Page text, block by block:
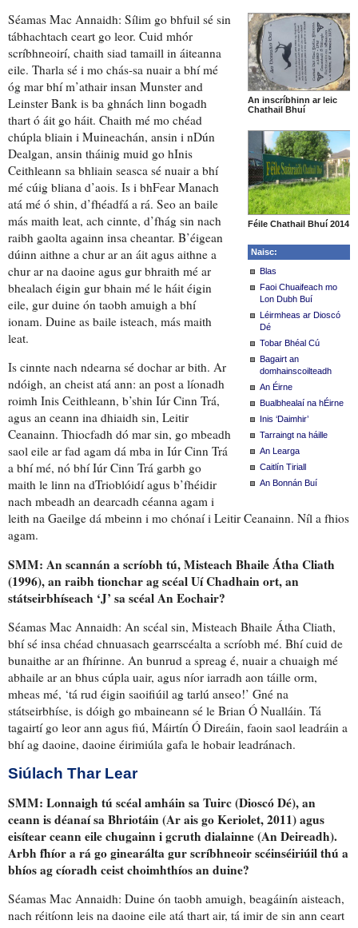
An inscríbhinn ar leic
Chathail Bhuí
Féile Chathail Bhuí 2014
Naisc:
Blas
Faoi Chuaifeach mo
Lon Dubh Buí
Léirmheas ar Dioscó
Dé
Tobar Bhéal Cú
Bagairt an
domhainscoilteadh
An Éirne
Bualbhealaí na hÉirne
Inis ‘Daimhir’
Tarraingt na háille
An Learga
Caitlín Tiriall
An Bonnán Buí
Séamas Mac Annaidh: Sílim go bhfuil sé sin
tábhachtach ceart go leor. Cuid mhór
scríbhneoirí, chaith siad tamaill in áiteanna
eile. Tharla sé i mo chás-sa nuair a bhí mé
óg mar bhí m’athair insan Munster and
Leinster Bank is ba ghnách linn bogadh
thart ó áit go háit. Chaith mé mo chéad
chúpla bliain i Muineachán, ansin i nDún
Dealgan, ansin tháinig muid go hInis
Ceithleann sa bhliain seasca sé nuair a bhí
mé cúig bliana d’aois. Is i bhFear Manach
atá mé ó shin, d’fhéadfá a rá. Seo an baile
más maith leat, ach cinnte, d’fhág sin nach
raibh gaolta againn insa cheantar. B’éigean
dúinn aithne a chur ar an áit agus aithne a
chur ar na daoine agus gur bhraith mé ar
bhealach éigin gur bhain mé le háit éigin
eile, gur duine ón taobh amuigh a bhí
ionam. Duine as baile isteach, más maith
leat.
Is cinnte nach ndearna sé dochar ar bith. Ar
ndóigh, an cheist atá ann: an post a líonadh
roimh Inis Ceithleann, b’shin Iúr Cinn Trá,
agus an ceann ina dhiaidh sin, Leitir
Ceanainn. Thiocfadh dó mar sin, go mbeadh
saol eile ar fad agam dá mba in Iúr Cinn Trá
a bhí mé, nó bhí Iúr Cinn Trá garbh go
maith le linn na dTrioblóidí agus b’fhéidir
nach mbeadh an dearcadh céanna agam i
leith na Gaeilge dá mbeinn i mo chónaí i Leitir Ceanainn. Níl a fhios
agam.
SMM: An scannána scríobh tú, Misteach Bhaile Átha Cliath
(1996), an raibh tionchar ag scéal Uí Chadhain ort, an
státseirbhíseach ‘J’ sa scéal An Eochair?
Séamas Mac Annaidh: An scéal sin, Misteach Bhaile Átha Cliath,
bhí sé insa chéad chnuasach gearrscéalta a scríobh mé. Bhícuid de
bunaithe ar an fhírinne. An bunrud a spreag é, nuair a chuaigh mé
abhaile ar an bhus cúpla uair, agus níor iarradh aon táille orm,
mheas mé, ‘tá rud éigin saoifiúil ag tarlú anseo!’ Gné na
státseirbhíse, is dóigh go mbaineann sé le Brian Ó Nualláin. Tá
tagairtí go leor ann agus fiú, Máirtín Ó Direáin, faoin saol leadráin a
bhí ag daoine, daoine éirimiúla gafa le hobair leadránach.
Siúlach Thar Lear
SMM: Lonnaigh tú scéal amháin sa Tuirc(Dioscó Dé),an
ceann is déanaí sa Bhriotáin(Ar ais go Keriolet, 2011) agus
eisítear ceann eile chugainn i gcruth dialainne(An Deireadh).
Arbh fhíor a rá go ginearálta gurscríbhneoir scéinséiriúilthú a
bhíos ag cíoradh ceist choimhthíos an duine?
Séamas Mac Annaidh: Duine ón taobh amuigh, beagáinín aisteach,
nach réitíonn leis na daoine eile atá thart air, tá imir de sin ann ceart